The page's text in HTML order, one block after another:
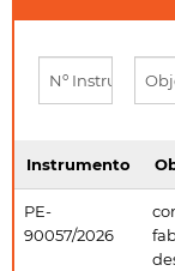
Instrumento
PE-
90057/2026